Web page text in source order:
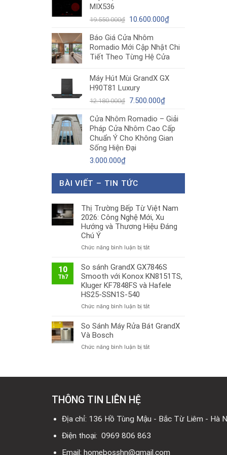
5.200.000₫.
MIX536
19.550.000₫ Giá
là:
19.550.000₫.
10.600.000₫Giá
là:
10.600.000₫.
Báo Giá Cửa Nhôm
Romadio Mới Cập Nhật Chi
Tiết Theo Từng Hệ Cửa
Máy Hút Mùi GrandX GX
H90T81 Luxury
12.180.000₫ Giá
là:
12.180.000₫.
7.500.000₫Giá
tại
là:
7.500.000₫.
Cửa Nhôm Romadio – Giải
Pháp Cửa Nhôm Cao Cấp
Chuẩn Ý Cho Không Gian
Sống Hiện Đại
3.000.000₫
BÀI VIẾT – TIN TỨC
Thị Trường Bếp Từ Việt Nam
2026: Công Nghệ Mới, Xu
Hướng và Thương Hiệu Đáng
Chú Ý
Chức năng bình luận bị tắtở
Trường
Bếp
Từ
2026:
Nghệ
Hướng
Hiệu
10
Th7
So sánh GrandX GX7846S
Smooth với Konox KN8151TS,
Kluger KF7848FS và Hafele
HS25-SSN1S-540
Chức năng bình luận bị tắtở
sánh
Smooth
HS25-
540
So Sánh Máy Rửa Bát GrandX
Và Bosch
Chức năng bình luận bị tắtở
Bosch
THÔNG TIN LIÊN HỆ
Địa chỉ: 136 Hồ Tùng Mậu - Bắc Từ Liêm - Hà
Điện thoại: 0969 806 863
Email: homebosshn@gmail.com